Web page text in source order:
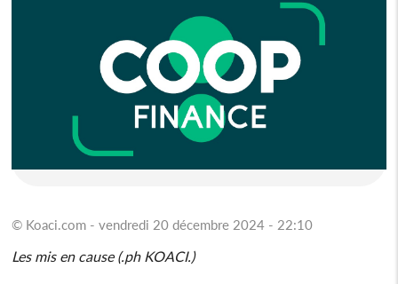
© Koaci.com - vendredi 20 décembre 2024 - 22:10
Les mis en cause (.ph KOACI.)